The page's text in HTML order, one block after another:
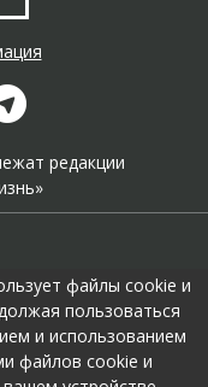
редакции
технологии
соглашаетесь с их
файлы cookie и
пользоваться
и использованием
файлов cookie и